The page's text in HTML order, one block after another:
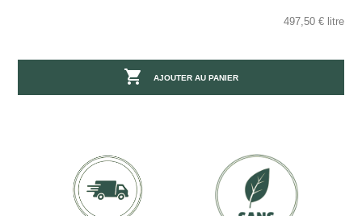
497,50 € litre
 AJOUTER AU PANIER